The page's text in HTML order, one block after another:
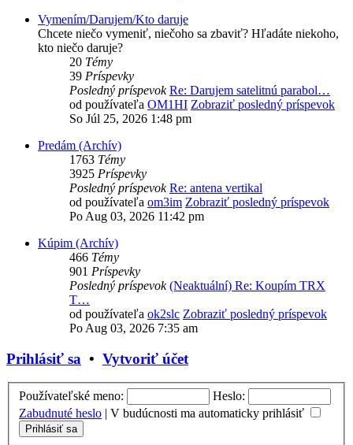
Vymením/Darujem/Kto daruje
Chcete niečo vymeniť, niečoho sa zbaviť? Hľadáte niekoho,
kto niečo daruje?
20 Témy
39 Príspevky
Posledný príspevok Re: Darujem satelitnú parabol…
od používateľa OM1HI Zobraziť posledný príspevok
So Júl 25, 2026 1:48 pm
Predám (Archív)
1763 Témy
3925 Príspevky
Posledný príspevok Re: antena vertikal
od používateľa om3im Zobraziť posledný príspevok
Po Aug 03, 2026 11:42 pm
Kúpim (Archív)
466 Témy
901 Príspevky
Posledný príspevok (Neaktuální) Re: Koupím TRX
T…
od používateľa ok2slc Zobraziť posledný príspevok
Po Aug 03, 2026 7:35 am
Prihlásiť sa • Vytvoriť účet
Používateľské meno:
Heslo:
Zabudnuté heslo | V budúcnosti ma automaticky prihlásiť